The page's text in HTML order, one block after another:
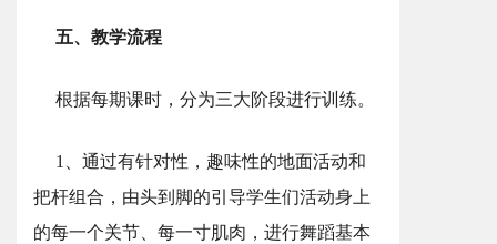
五、教学流程
根据每期课时，分为三大阶段进行训练。
1、通过有针对性，趣味性的地面活动和
把杆组合，由头到脚的引导学生们活动身上
的每一个关节、每一寸肌肉，进行舞蹈基本